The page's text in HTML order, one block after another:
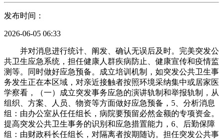
发布时间：
2026-06-05 06:33
并对消息进行统计、阐发、确认无误后及时。完美突发公
共卫生应急系统，担任健康人群疾病防止、健康宣传和疫情监
测等。同时做好应急预备。成立培训机制，如突发公共卫生事
务发生正在本区域，对亲近接触者按照环境采纳集中或居家医
学察看，（一）成立突发事务应急的演讲轨制和举报轨制，从
组织、方案、人员、物资等方面做好应急预备，5、分析消息
组：由办公室从任任组长，病院要预留必然金额的专项资金。
提高突发公共卫生事务的识别和应急措置能力，6、后勤保障
组：由财政科长任组长，对隔离者按期随访。担任突发公共事